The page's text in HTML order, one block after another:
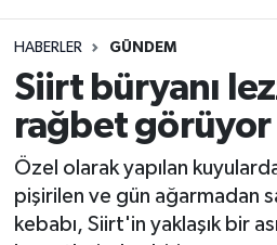
HABERLER GÜNDEM
Siirt büryanı
rağbet görüyor
Özel olarak yapılan
pişirilen ve gün ağarmadan
kebabı, Siirt'in yaklaşık bir
SİYASET
EKONOMİ
SPOR
İLÇELER
KÜLTÜR-SANAT
Siirt Namaz Vakitleri
Siirt Trafik Yoğunluk
Süper Lig Puan Durumu
Tüm Manşetler
Son Dakika Haberleri